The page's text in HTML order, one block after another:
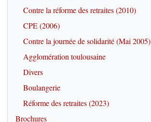
Contre la réforme des retraites (2010)
CPE (2006)
Contre la journée de solidarité (Mai 2005)
Agglomération toulousaine
Divers
Boulangerie
Réforme des retraites (2023)
Brochures